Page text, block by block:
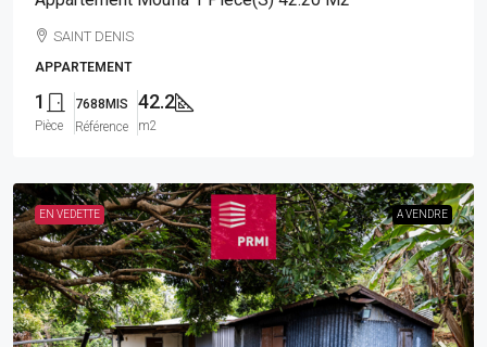
SAINT DENIS
APPARTEMENT
1
Pièce
7688MIS
Référence
42.2
m2
EN VEDETTE A VENDRE